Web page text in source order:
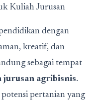
Kuliah Jurusan
dengan
kreatif, dan
sebagai tempat
jurusan agribisnis.
pertanian yang